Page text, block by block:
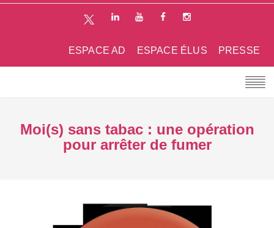
PRESSE
ESPACE ÉLUS
ESPACE AD
Moi(s) sans tabac : une opération
pour arrêter de fumer